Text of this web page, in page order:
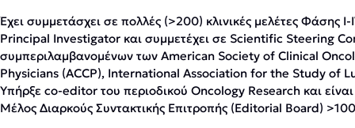
Έχει συμμετάσχει σε πολλές (>200) κλινικές μελέτες Φάσης
Principal Investigator και συμμετέχει σε Scientific Steering
συμπεριλαμβανομένων των American Society of Clinical
Physicians (ACCP), International Association for the Study of
Υπήρξε co-editor του περιοδικού Oncology Research και
Μέλος Διαρκούς Συντακτικής Επιτροπής (Editorial Board)